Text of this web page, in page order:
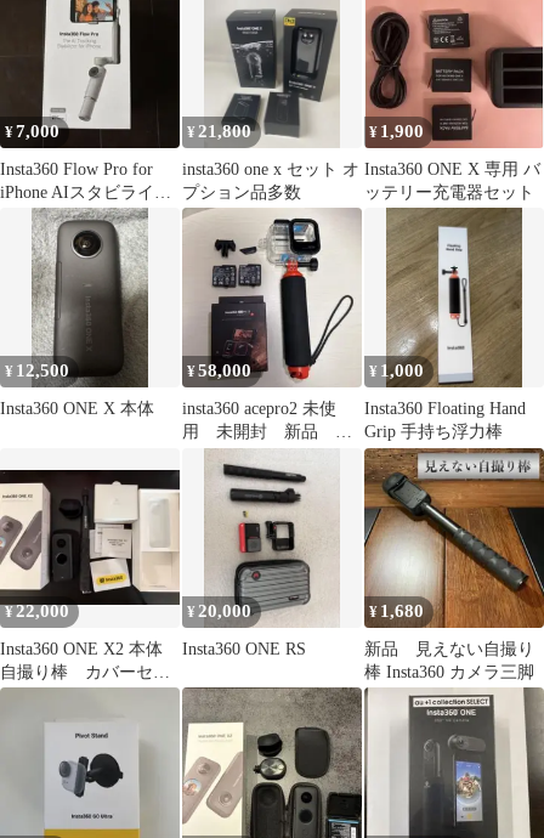
¥7,000
Insta360 Flow Pro for
iPhone AIスタビライザ
¥ 21,800
insta360 one x セット オ
プション品多数
¥ 1,900
Insta360 ONE X 専用 バ
ッテリー充電器セット
¥ 12,500
Insta360 ONE X 本体
¥58,000
insta360 acepro2 未使
用 未開封 新品 ダ
¥ 1,000
Insta360 Floating Hand
Grip 手持ち浮力棒
¥22,000
Insta360 ONE X2 本体
自撮り棒 カバーセッ
ト
¥ 20,000
Insta360 ONE RS
¥ 1,680
新品 見えない自撮り
棒 Insta360 カメラ三脚